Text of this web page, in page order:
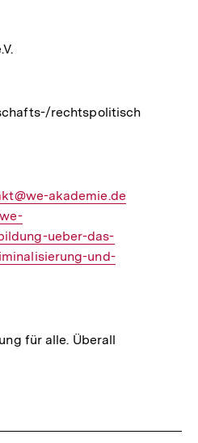
rechtspolitisch
akademie.de
ueber-das-
und-
für alle. Überall